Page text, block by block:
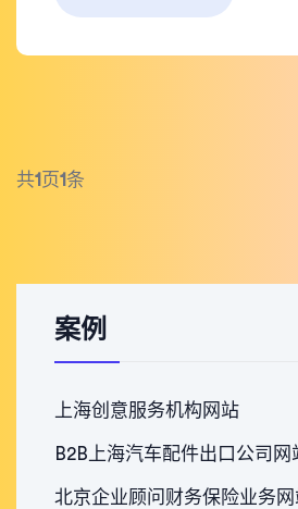
共1 页1条
案例
上海创意服务机构网站
B2B上海汽车配件出口公司网
北京企业顾问财务保险业务网